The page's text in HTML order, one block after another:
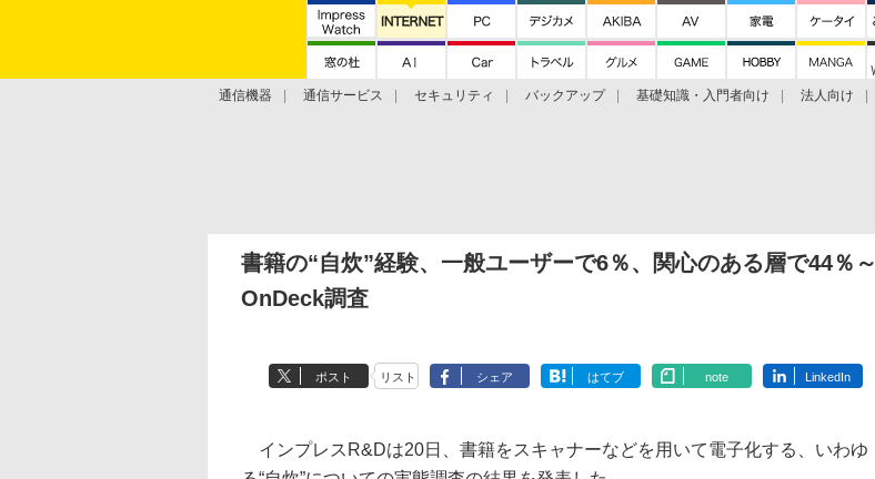
通信機器 通信サービス セキュリティ バックアップ 基礎知識・入門者向け 法人向け
書籍の“自炊”経験、一般ユーザーで6％、関心のある層で44％～
OnDeck調査
ポスト リスト シェア はてブ note LinkedIn
インプレスR&Dは20日、書籍をスキャナーなどを用いて電子化する、いわゆ